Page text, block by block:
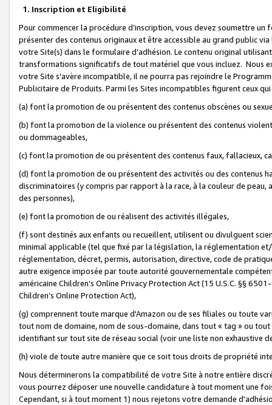
1. Inscription et Eligibilité
Pour commencer la procédure d’inscription, vous devez soumettre
présenter des contenus originaux et être accessible au grand public
votre Site(s) dans le formulaire d’adhésion. Le contenu original
transformations significatifs de tout matériel que vous incluez. Nous
votre Site s'avère incompatible, il ne pourra pas rejoindre le
Publicitaire de Produits. Parmi les Sites incompatibles figurent ceux
(a) font la promotion de ou présentent des contenus obscènes ou
(b) font la promotion de la violence ou présentent des contenus
ou dommageables,
(c) font la promotion de ou présentent des contenus faux, fallacieux,
(d) font la promotion de ou présentent des activités ou des contenus
discriminatoires (y compris par rapport à la race, à la couleur de
des personnes),
(e) font la promotion de ou réalisent des activités illégales,
(f) sont destinés aux enfants ou recueillent, utilisent ou divulguent
minimal applicable (tel que fixé par la législation, la réglementation
réglementation, décret, permis, autorisation, directive, code de
autre exigence imposée par toute autorité gouvernementale
américaine Children’s Online Privacy Protection Act (15 U.S.C. §§
Children’s Online Protection Act),
(g) comprennent toute marque d'Amazon ou de ses filiales ou toute
tout nom de domaine, nom de sous-domaine, dans tout « tag » ou
identifiant sur tout site de réseau social (voir une liste non exhaustive
(h) viole de toute autre manière que ce soit tous droits de propriété
Nous déterminerons la compatibilité de votre Site à notre entière
vous pourrez déposer une nouvelle candidature à tout moment une
Cependant, si à tout moment 1) nous rejetons votre demande